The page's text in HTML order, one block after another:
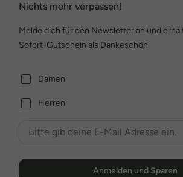
Nichts mehr verpassen!
Melde dich für den Newsletter an und
Sofort-Gutschein als Dankeschön
Damen
Herren
Anmelden und Sparen